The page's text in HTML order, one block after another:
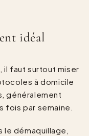
idéal
il faut surtout miser
à domicile
généralement
fois par semaine.
le démaquillage,